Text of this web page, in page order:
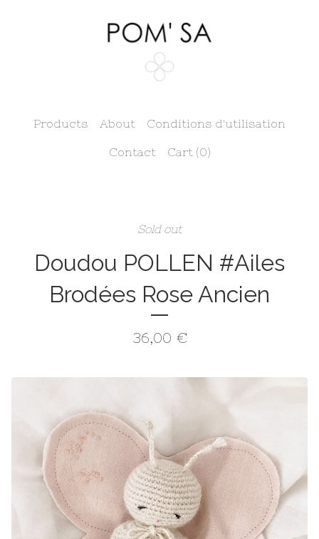
Products About Conditions d'utilisation
Contact Cart (0)
Sold out
Doudou POLLEN #Ailes
Brodées Rose Ancien
36,00 €